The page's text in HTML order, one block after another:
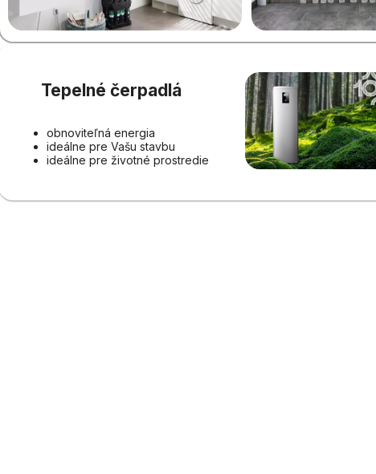
Tepelné čerpadlá
obnoviteľná energia
ideálne pre Vašu stavbu
ideálne pre životné prostredie